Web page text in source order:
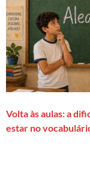
Volta às aulas: a
estar no